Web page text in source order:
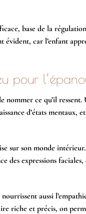
base de la
car l’enfant
pour
nommer ce qu’il
d’états mentaux,
sur son monde
des expressions
aussi
riche et précis, on